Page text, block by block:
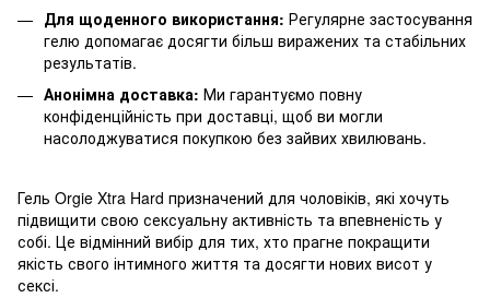
Для щоденного використання: Регулярне застосування
гелю допомагає досягти більш виражених та стабільних
результатів.
Анонімна доставка: Ми гарантуємо повну
конфіденційність при доставці, щоб ви могли
насолоджуватися покупкою без зайвих хвилювань.
Гель Orgie Xtra Hard призначений для чоловіків, які хочуть
підвищити свою сексуальну активність та впевненість у
собі. Це відмінний вибір для тих, хто прагне покращити
якість свого інтимного життя та досягти нових висот у
сексі.